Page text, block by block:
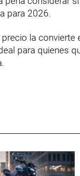
para 2026.
la convierte
para quienes